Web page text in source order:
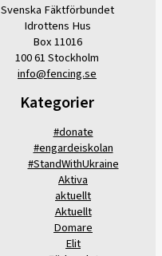
Svenska Fäktförbundet
Idrottens Hus
Box 11016
100 61 Stockholm
info@fencing.se
Kategorier
#donate
#engardeiskolan
#StandWithUkraine
Aktiva
aktuellt
Aktuellt
Domare
Elit